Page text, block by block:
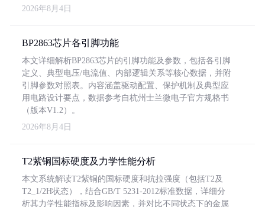
2026年8月4日
BP2863芯片各引脚功能
本文详细解析BP2863芯片的引脚功能及参数，包括各引脚
定义、典型电压/电流值、内部逻辑关系等核心数据，并附
引脚参数对照表。内容涵盖驱动配置、保护机制及典型应
用电路设计要点，数据参考自杭州士兰微电子官方规格书
（版本V1.2）。
2026年8月4日
T2紫铜国标硬度及力学性能分析
本文系统解读T2紫铜的国标硬度和抗拉强度（包括T2及
T2_1/2H状态），结合GB/T 5231-2012标准数据，详细分
析其力学性能指标及影响因素，并对比不同状态下的金属